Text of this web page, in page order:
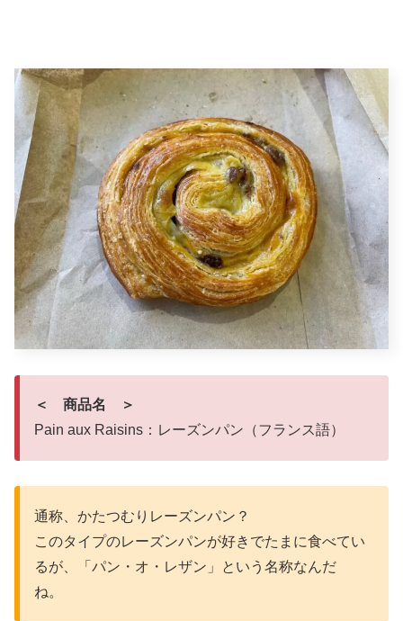
＜ 商品名 ＞
Pain aux Raisins：レーズンパン（フランス語）
通称、かたつむりレーズンパン？
このタイプのレーズンパンが好きでたまに食べてい
るが、「パン・オ・レザン」という名称なんだ
ね。